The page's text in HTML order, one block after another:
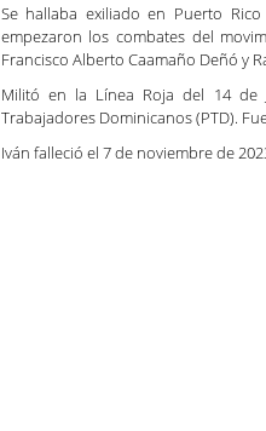
Se hallaba exiliado en Puerto
empezaron los combates del
Francisco Alberto Caamaño Deñó y
Militó en la Línea Roja del 14
Trabajadores Dominicanos (PTD).
Iván falleció el 7 de noviembre de